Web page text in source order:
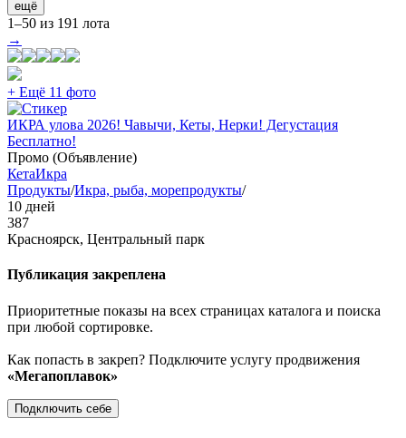
ещё
1–50 из 191 лота
→
+ Ещё 11 фото
ИКРА улова 2026! Чавычи, Кеты, Нерки! Дегустация
Бесплатно!
Промо (Объявление)
КетаИкра
Продукты/Икра, рыба, морепродукты/
10 дней
387
Красноярск, Центральный парк
Публикация закреплена
Приоритетные показы на всех страницах каталога и поиска
при любой сортировке.
Как попасть в закреп? Подключите услугу продвижения
«Мегапоплавок»
Подключить себе